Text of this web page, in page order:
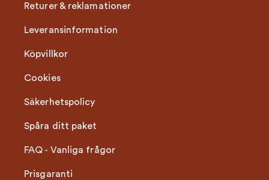
Returer & reklamationer
Leveransinformation
Köpvillkor
Cookies
Säkerhetspolicy
Spåra ditt paket
FAQ - Vanliga frågor
Prisgaranti